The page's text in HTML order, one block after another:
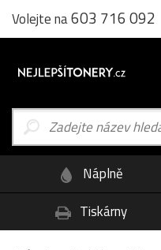
Volejte na603 716 092
Náplně
Tiskárny